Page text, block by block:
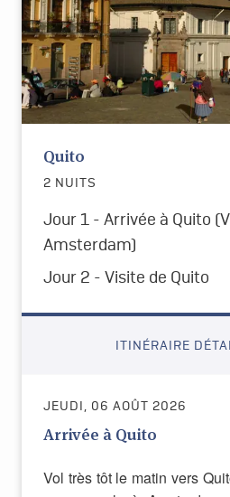
Quito
2 NUITS
Jour 1 - Arrivée à Quito
Amsterdam)
Jour 2 - Visite de Quito
ITINÉRAIRE
JEUDI, 06 AOÛT 2026
Arrivée à Quito
Vol très tôt le matin vers